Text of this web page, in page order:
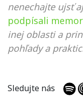
nenechajte ujsť
podpísali
inej oblasti a
pohľady a
Sledujte nás